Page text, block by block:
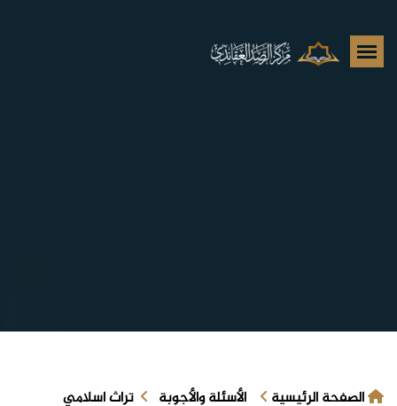
الصفحة الرئيسية الأسئلة والأجوبة تراث اسلامي